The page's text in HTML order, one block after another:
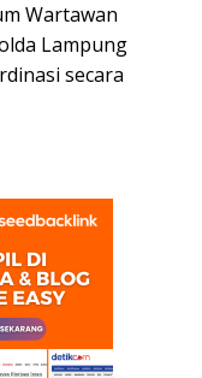
Wartawan
Lampung
secara